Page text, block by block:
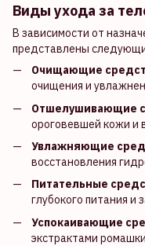
Виды ухода за
В зависимости от
представлены
Очищающие
очищения и
Отшелушивающие
ороговевшей кожи и
Увлажняющие
восстановления
Питательные
глубокого питания и
Успокаивающие
экстрактами